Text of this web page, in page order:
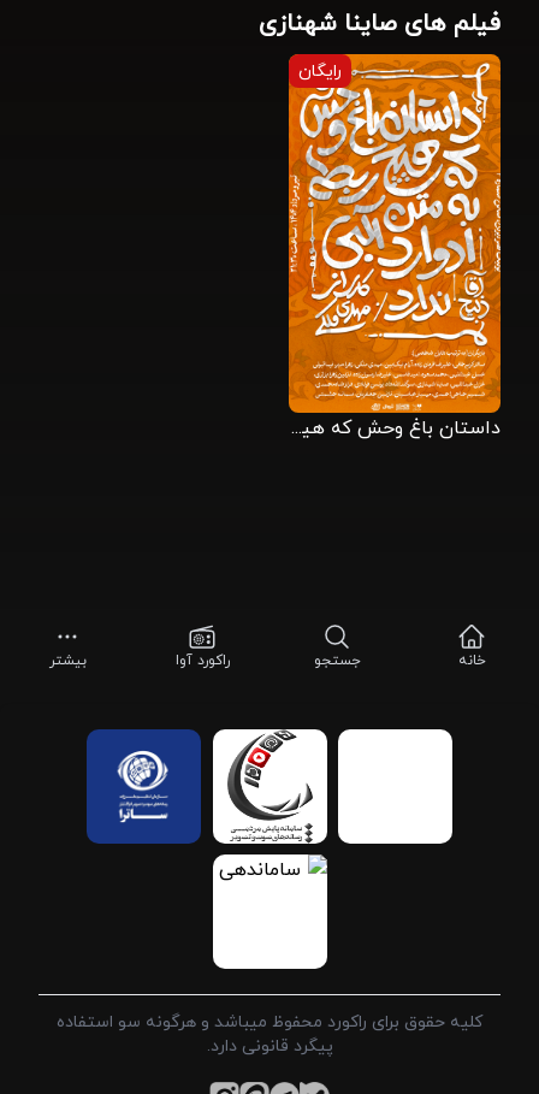
فیلم های صاینا شهنازی
رایگان
داستان باغ وحش که هیچ ربطی به متن ادوارد آلبی ندارد
خانه جستجو راکورد آوا بیشتر
کلیه حقوق برای راکورد محفوظ میباشد و هرگونه سو استفاده
پیگرد قانونی دارد.